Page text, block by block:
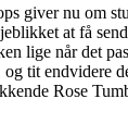
giver nu om
at få
lige når det
tit endvidere
Rose